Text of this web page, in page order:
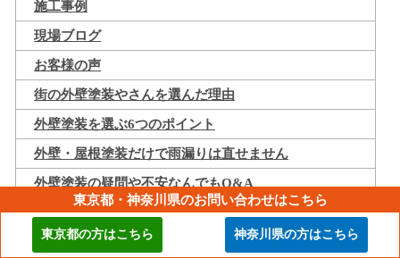
施工事例
現場ブログ
お客様の声
街の外壁塗装やさんを選んだ理由
外壁塗装を選ぶ6つのポイント
外壁・屋根塗装だけで雨漏りは直せません
外壁塗装の疑問や不安なんでもQ&A
外壁塗装のお値段について
街の外壁塗装やさんだからできる安心のお約束
東京都・神奈川県のお問い合わせはこちら
東京都の方はこちら 神奈川県の方はこちら